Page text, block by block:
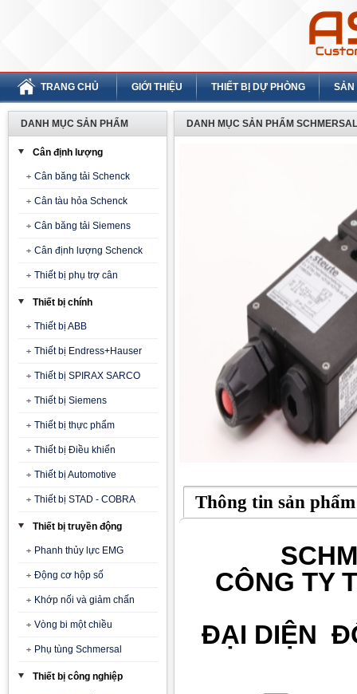
TRANG CHỦ GIỚI THIỆU THIẾT BỊ DỰ PHÒNG SẢN
DANH MỤC SẢN PHẨM
Cân định lượng
Cân băng tải Schenck
Cân tàu hỏa Schenck
Cân băng tải Siemens
Cân định lượng Schenck
Thiết bị phụ trợ cân
Thiết bị chính
Thiết bị ABB
Thiết bị Endress+Hauser
Thiết bị SPIRAX SARCO
Thiết bị Siemens
Thiết bị thực phẩm
Thiết bị Điều khiển
Thiết bị Automotive
Thiết bị STAD - COBRA
Thiết bị truyền động
Phanh thủy lực EMG
Động cơ hộp số
Khớp nối và giảm chấn
Vòng bi một chiều
Phụ tùng Schmersal
Thiết bị công nghiệp
DANH MỤC SẢN PHẨM
Thông tin sản phẩm
CÔNG TY
ĐẠI DIỆN